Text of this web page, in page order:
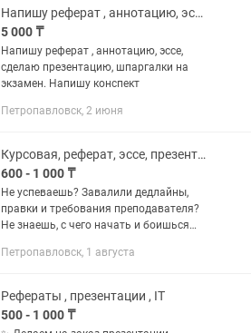
проектов и...
Напишу реферат , аннотацию, эссе, сделаю презентацию, шпаргалки на экзамен
5 000 ₸
Напишу реферат , аннотацию, эссе,
сделаю презентацию, шпаргалки на
экзамен. Напишу конспект
Петропавловск, 2 июня
Курсовая, реферат, эссе, презентация, отчет по практике и на английском
600 - 1 000 ₸
Не успеваешь? Завалили дедлайны,
правки и требования преподавателя?
Не знаешь, с чего начать и боишься
остальное я беру на себя. Пишу
Петропавловск, 1 августа
Рефераты , презентации , IT
500 - 1 000 ₸